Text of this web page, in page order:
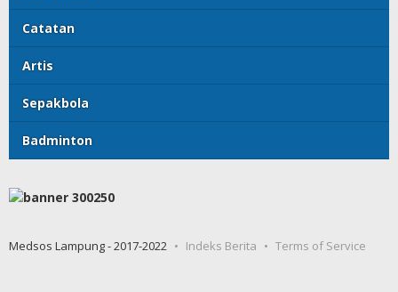
Catatan
Artis
Sepakbola
Badminton
Medsos Lampung - 2017-2022 Indeks Berita Terms of Service